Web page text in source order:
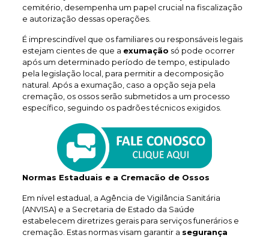
cemitério, desempenha um papel crucial na fiscalização
e autorização dessas operações.
É imprescindível que os familiares ou responsáveis legais
estejam cientes de que a exumação só pode ocorrer
após um determinado período de tempo, estipulado
pela legislação local, para permitir a decomposição
natural. Após a exumação, caso a opção seja pela
cremação, os ossos serão submetidos a um processo
específico, seguindo os padrões técnicos exigidos.
Normas Estaduais e a Cremacão de Ossos
Em nível estadual, a Agência de Vigilância Sanitária
(ANVISA) e a Secretaria de Estado da Saúde
estabelecem diretrizes gerais para serviços funerários e
cremação. Estas normas visam garantir a segurança